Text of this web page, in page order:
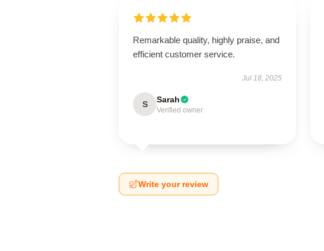
Remarkable quality, highly praise, and
efficient customer service.
Jul 18, 2025
S Sarah
Verified owner
Write your review